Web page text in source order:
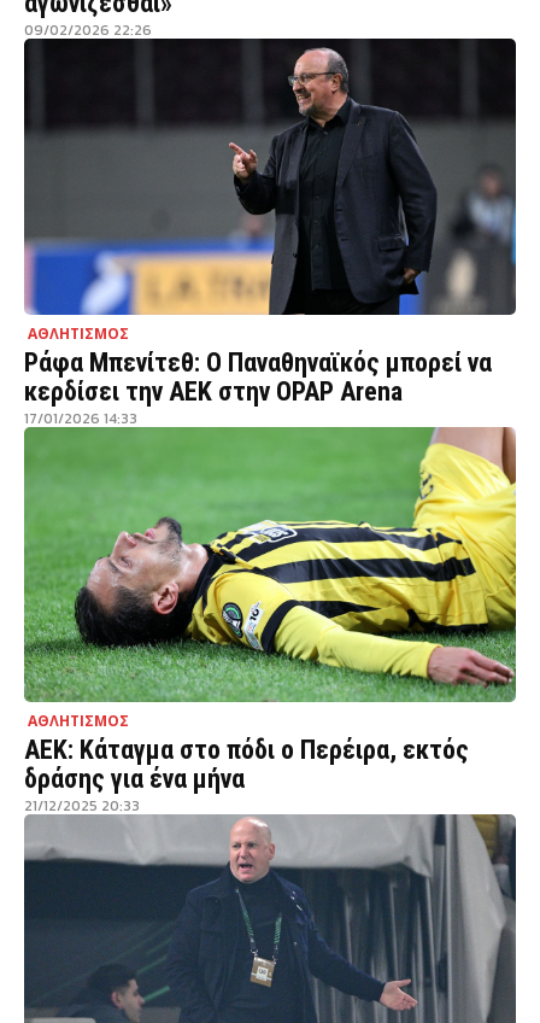
09/02/2026 22:26
ΑΘΛΗΤΙΣΜΟΣ
Ράφα Μπενίτεθ: Ο Παναθηναϊκός μπορεί να
κερδίσει την ΑΕΚ στην OPAP Arena
17/01/2026 14:33
ΑΘΛΗΤΙΣΜΟΣ
ΑΕΚ: Κάταγμα στο πόδι ο Περέιρα, εκτός
δράσης για ένα μήνα
21/12/2025 20:33